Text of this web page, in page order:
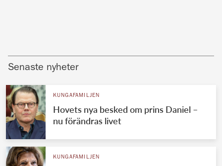
Senaste nyheter
KUNGAFAMILJEN
Hovets nya besked om prins Daniel –
nu förändras livet
KUNGAFAMILJEN